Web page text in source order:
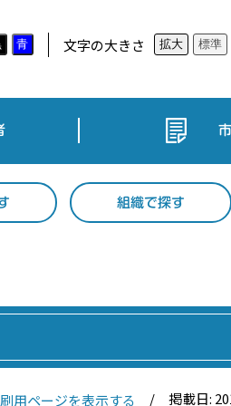
青 文字の大きさ 拡大 標準
組織で探す
用ページを表示する 掲載日: